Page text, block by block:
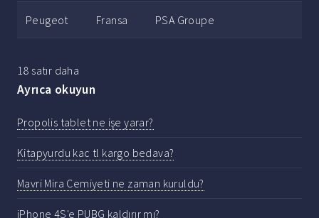
Peugeot Fransa PSA Groupe
18 satır daha
Ayrıca okuyun
Propolis tablet ne işe yarar?
Kitapyurdu kac tl kargo bedava?
Mavri Mira Cemiyeti ne zaman kuruldu?
iPhone 4S'e PUBG kaldırır mı?